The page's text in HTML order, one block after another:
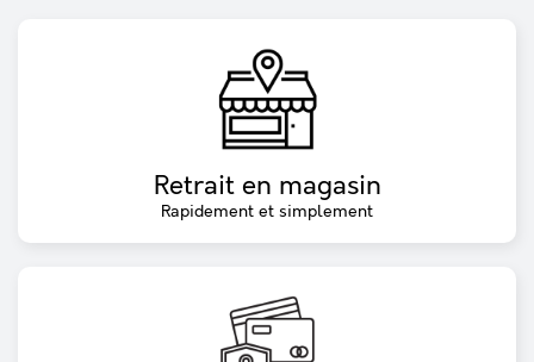
Retrait en magasin
Rapidement et simplement